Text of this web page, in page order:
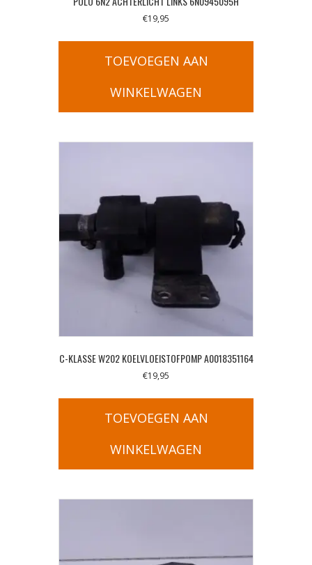
€19,95
TOEVOEGEN AAN
WINKELWAGEN
C-KLASSE W202 KOELVLOEISTOFPOMP A0018351164
€19,95
TOEVOEGEN AAN
WINKELWAGEN